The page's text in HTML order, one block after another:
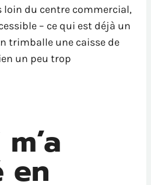
loin du centre commercial,
– ce qui est déjà un
trimballe une caisse de
un peu trop
en